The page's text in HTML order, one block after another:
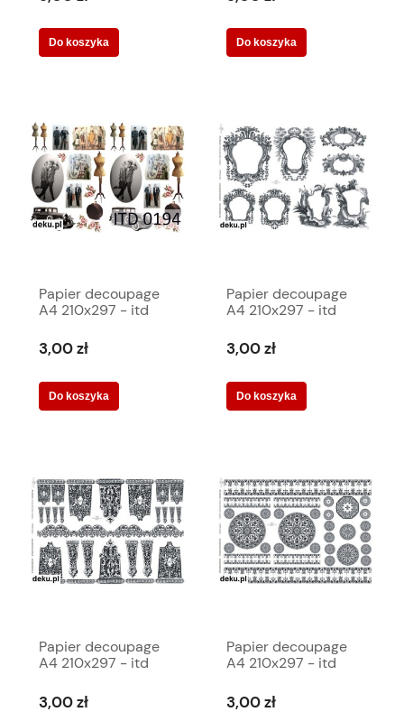
Do koszyka Do koszyka
Papier decoupage
A4 210x297 - itd
3,00 zł
Do koszyka
Papier decoupage
A4 210x297 - itd
3,00 zł
Do koszyka
Papier decoupage
A4 210x297 - itd
3,00 zł
Papier decoupage
A4 210x297 - itd
3,00 zł